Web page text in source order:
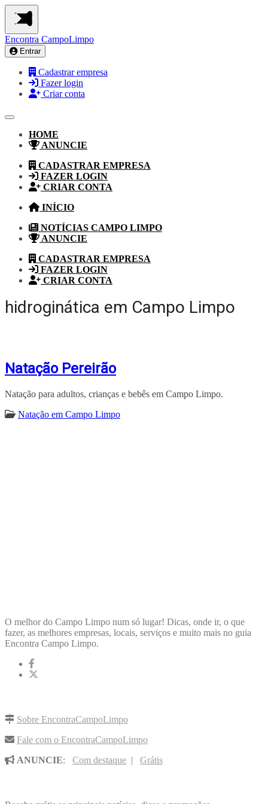
Encontra CampoLimpo
Entrar
Cadastrar empresa
Fazer login
Criar conta
HOME
ANUNCIE
CADASTRAR EMPRESA
FAZER LOGIN
CRIAR CONTA
INÍCIO
NOTÍCIAS CAMPO LIMPO
ANUNCIE
CADASTRAR EMPRESA
FAZER LOGIN
CRIAR CONTA
hidroginática em Campo Limpo
Natação Pereirão
Natação para adultos, crianças e bebês em Campo Limpo.
Natação em Campo Limpo
O melhor do Campo Limpo num só lugar! Dicas, onde ir, o que
fazer, as melhores empresas, locais, serviços e muito mais no guia
Encontra Campo Limpo.
Sobre EncontraCampoLimpo
Fale com o EncontraCampoLimpo
ANUNCIE: Com destaque | Grátis